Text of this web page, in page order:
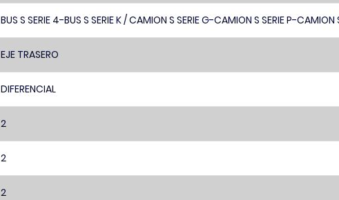
BUS S SERIE 4-BUS S SERIE K / CAMION S SERIE G-CAMION S SERIE P-CAMION
EJE TRASERO
DIFERENCIAL
2
2
2